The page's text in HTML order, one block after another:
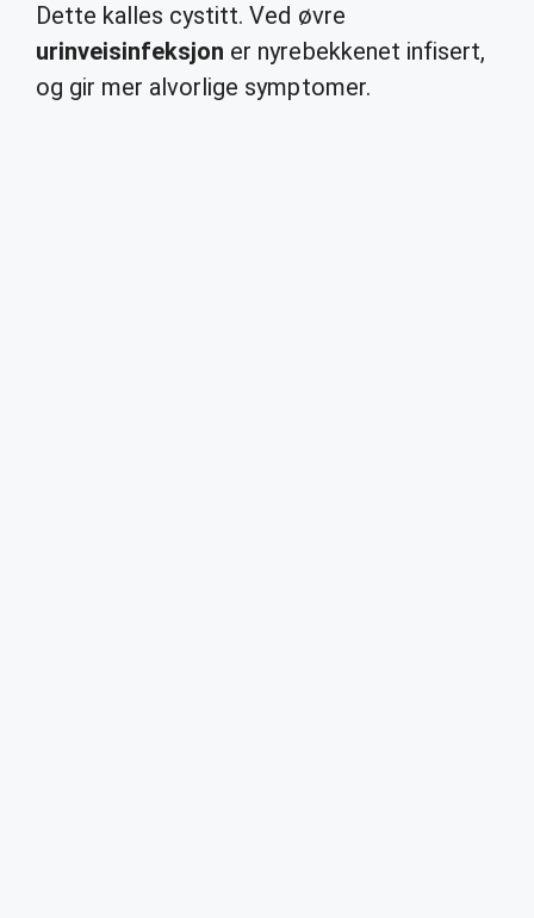
Dette kalles cystitt. Ved øvre
urinveisinfeksjon er nyrebekkenet infisert,
og gir mer alvorlige symptomer.